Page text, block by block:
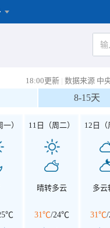
18:00更新 | 数据来源 中
8-15天
） 11日（周二）
晴转多云
31℃/24℃
12日（
多云
31℃/